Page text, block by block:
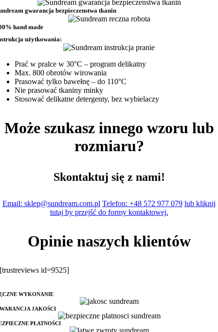
gwarancja bezpieczenstwa tkanin
hand made
użytkowania:
Prać w pralce w 30°C – program delikatny
Max. 800 obrotów wirowania
Prasować tylko bawełnę – do 110°C
Nie prasować tkaniny minky
Stosować delikatne detergenty, bez wybielaczy
Może szukasz innego wzoru lub
rozmiaru?
Skontaktuj się z nami!
Email: sklep@sundream.com.pl Telefon: +48 572 977 079 lub kliknij
tutaj by przejść do formy kontaktowej.
Opinie naszych klientów
[trustreviews id=9525]
WYKONANIE
JAKOŚCI
PŁATNOŚCI